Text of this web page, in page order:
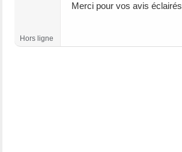
Merci pour vos avis éclairés
Hors ligne